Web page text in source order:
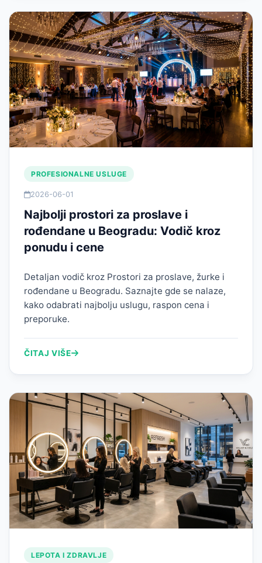
PROFESIONALNE USLUGE
2026-06-01
Najbolji prostori za proslave i
rođendane u Beogradu: Vodič kroz
ponudu i cene
Detaljan vodič kroz Prostori za proslave, žurke i
rođendane u Beogradu. Saznajte gde se nalaze,
kako odabrati najbolju uslugu, raspon cena i
preporuke.
ČITAJ VIŠE
LEPOTA I ZDRAVLJE